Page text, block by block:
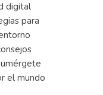
digital
para
el mundo